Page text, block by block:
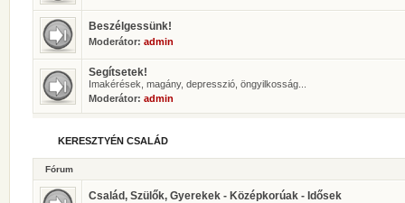
Beszélgessünk!
Moderátor: admin
Segítsetek!
Imakérések, magány, depresszió, öngyilkosság...
Moderátor: admin
KERESZTYÉN CSALÁD
Fórum
Család, Szülők, Gyerekek - Középkorúak - Idősek